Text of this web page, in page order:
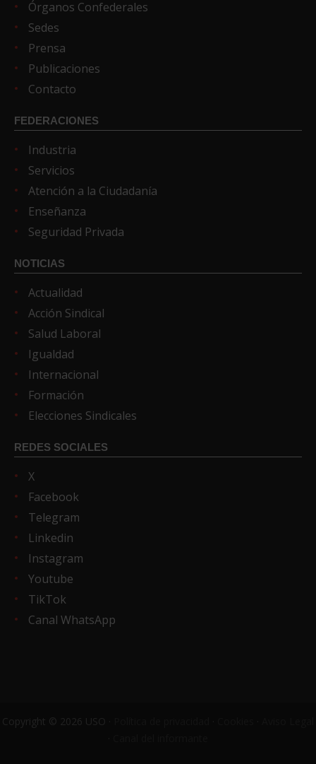
Órganos Confederales
Sedes
Prensa
Publicaciones
Contacto
FEDERACIONES
Industria
Servicios
Atención a la Ciudadanía
Enseñanza
Seguridad Privada
NOTICIAS
Actualidad
Acción Sindical
Salud Laboral
Igualdad
Internacional
Formación
Elecciones Sindicales
REDES SOCIALES
X
Facebook
Telegram
Linkedin
Instagram
Youtube
TikTok
Canal WhatsApp
Copyright © 2026 USO ·